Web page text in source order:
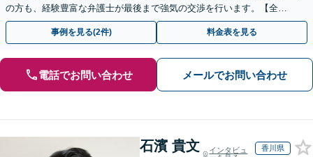
の方も、経験豊富な弁護士が最後まで強気の交渉を行います。【全国
13拠点】お気軽にご相談ください。
事例を見る(2件) 料金表を見る
電話でお問い合わせ メールでお問い合わせ
石濱 貴文
インタビュ
香川県